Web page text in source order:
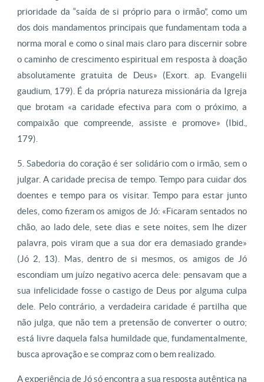
prioridade da “saída de si próprio para o irmão”, como um
dos dois mandamentos principais que fundamentam toda a
norma moral e como o sinal mais claro para discernir sobre
o caminho de crescimento espiritual em resposta à doação
absolutamente gratuita de Deus» (Exort. ap. Evangelii
gaudium, 179). É da própria natureza missionária da Igreja
que brotam «a caridade efectiva para com o próximo, a
compaixão que compreende, assiste e promove» (Ibid.,
179).
5. Sabedoria do coração é ser solidário com o irmão, sem o
julgar. A caridade precisa de tempo. Tempo para cuidar dos
doentes e tempo para os visitar. Tempo para estar junto
deles, como fizeram os amigos de Jó: «Ficaram sentados no
chão, ao lado dele, sete dias e sete noites, sem lhe dizer
palavra, pois viram que a sua dor era demasiado grande»
(Jó 2, 13). Mas, dentro de si mesmos, os amigos de Jó
escondiam um juízo negativo acerca dele: pensavam que a
sua infelicidade fosse o castigo de Deus por alguma culpa
dele. Pelo contrário, a verdadeira caridade é partilha que
não julga, que não tem a pretensão de converter o outro;
está livre daquela falsa humildade que, fundamentalmente,
busca aprovação e se compraz com o bem realizado.
A experiência de Jó só encontra a sua resposta autêntica na